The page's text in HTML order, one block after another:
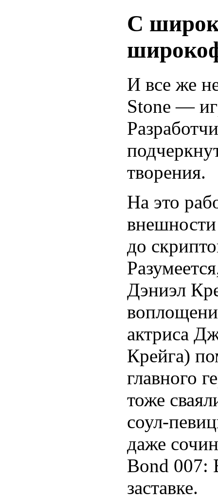
С
И все же
Stone —
творения.
На это
внешности
до
Дэниэл
актриса
Крейга)
главного
тоже
соул-
даже
Bond 007:
заставке.